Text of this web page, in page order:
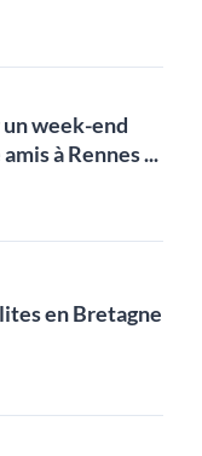
week-end
à Rennes ...
en Bretagne